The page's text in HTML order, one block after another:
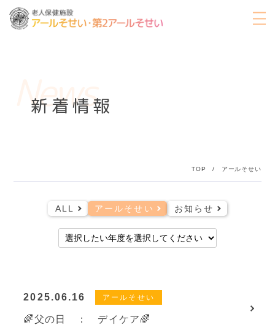
News
新着情報
TOP / アールそせい
ALL アールそせい お知らせ
2025.06.16 アールそせい
🌈父の日 ： デイケア🌈